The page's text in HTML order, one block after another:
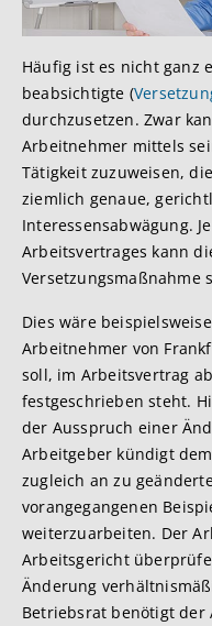
Häufig ist es nicht ganz
beabsichtigte (
durchzusetzen. Zwar
Arbeitnehmer mittels
Tätigkeit zuzuweisen,
ziemlich genaue,
Interessensabwägung.
Arbeitsvertrages kann
Versetzungsmaßnahme
Dies wäre
Arbeitnehmer von
soll, im Arbeitsvertrag
festgeschrieben steht.
der Ausspruch einer
Arbeitgeber kündigt
zugleich an zu
vorangegangenen
weiterzuarbeiten. Der
Arbeitsgericht
Änderung
Betriebsrat benötigt der